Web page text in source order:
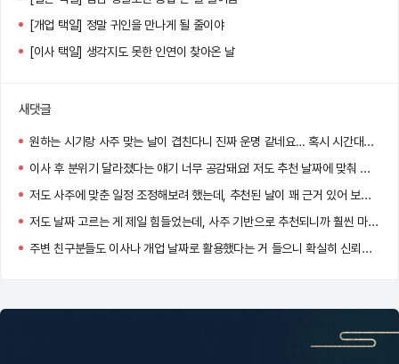
[개업 택일] 정말 귀인을 만나게 될 줄이야
[이사 택일] 생각지도 못한 인연이 찾아온 날
새댓글
원하는 시기랑 사주 맞는 날이 겹친다니 진짜 운명 같네요… 혹시 시간대도 같이 추천되던가요?
이사 후 분위기 달라졌다는 얘기 너무 공감돼요! 저도 추천 날짜에 맞춰 이사했는데 신기하게 일이 잘 풀리더라고요.
저도 사주에 맞춘 일정 조정해보려 했는데, 추천된 날이 꽤 근거 있어 보여서 고민 중이에요. 도움 많이 될 것 같아요!
저도 날짜 고르는 게 제일 힘들었는데, 사주 기반으로 추천되니까 훨씬 마음이 놓이더라고요!
주변 친구분들도 이사나 개업 날짜로 활용했다는 거 들으니 확실히 신뢰감 생기네요.